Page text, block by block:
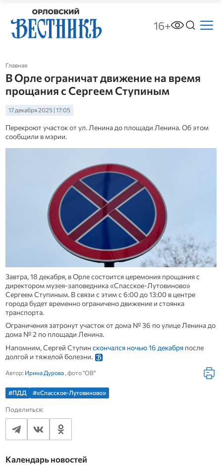
16+
Главная
В Орле ограничат движение на время
прощания с Сергеем Ступиным
17 декабря 2025 | 17:05
Перекроют участок от ул. Ленина до площади Ленина. Об этом
сообщили в мэрии.
Завтра, 18 декабря, в Орле состоится церемония прощания с
директором музея-заповедника «Спасское-Лутовиново»
Сергеем Ступиным. В связи с этим с 6:00 до 13:00 в центре
города будет временно ограничено движение и стоянка
транспорта.
Ограничения затронут участок от дома № 36 по улице Ленина до
дома № 2 по площади Ленина.
Напомним, Сергей Ступин скончался ночью 16 декабряпосле
долгой и тяжелой болезни.
Автор: Ирина Дурова, фото "ОВ"
#ПДД #«Спасское-Лутовиново»
Поделиться:
Календарь новостей